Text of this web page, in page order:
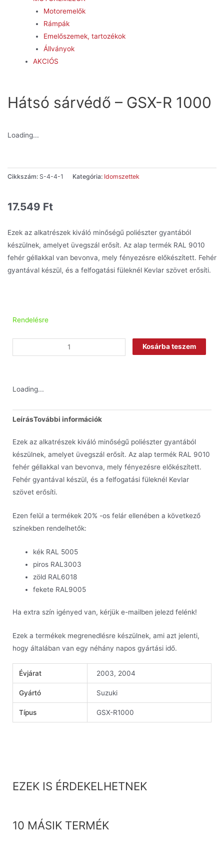
Motoremelők
Rámpák
Emelőszemek, tartozékok
Állványok
AKCIÓS
Hátsó sárvédő – GSX-R 1000
Loading...
Cikkszám: S-4-4-1 Kategória: Idomszettek
17.549 Ft
Ezek az alkatrészek kiváló minőségű poliészter gyantából
készülnek, amelyet üvegszál erősít. Az alap termék RAL 9010
fehér géllakkal van bevonva, mely fényezésre előkészített. Fehér
gyantával készül, és a felfogatási füleknél Kevlar szövet erősíti.
Rendelésre
Kosárba teszem
Loading...
LeírásTovábbi információk
Ezek az alkatrészek kiváló minőségű poliészter gyantából
készülnek, amelyet üvegszál erősít. Az alap termék RAL 9010
fehér géllakkal van bevonva, mely fényezésre előkészített.
Fehér gyantával készül, és a felfogatási füleknél Kevlar
szövet erősíti.
Ezen felül a termékek 20% -os felár ellenében a következő
színekben rendelhetők:
kék RAL 5005
piros RAL3003
zöld RAL6018
fekete RAL9005
Ha extra szín igényed van, kérjük e-mailben jelezd felénk!
Ezek a termékek megrenedlésre készülnek, ami azt jelenti,
hogy általában van egy néhány napos gyártási idő.
Évjárat 2003, 2004
Gyártó Suzuki
Típus GSX-R1000
EZEK IS ÉRDEKELHETNEK
10 MÁSIK TERMÉK